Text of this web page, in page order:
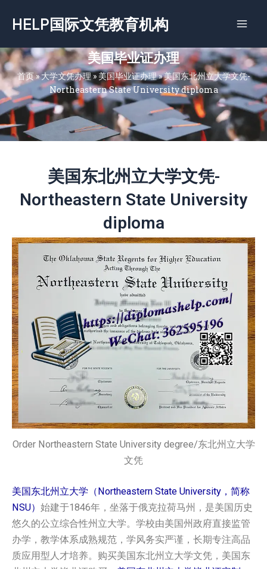
容
HELP国际文凭教育机构
美国毕业证办理
首页»大学文凭办理»美国毕业证办理»美国东北州立大学文凭-
Northeastern State University diploma
美国东北州立大学文凭-
Northeastern State University
diploma
Order Northeastern State University degree/东北州立大学
文凭
美国东北州立大学（Northeastern State University，简称
NSU） 始建于1846年，坐落于俄克拉荷马州，是美国历史
悠久的公立综合性州立大学。学校由美国州政府直接监管
办学，教学体系成熟规范，学风务实严谨，长期专注高品
质应用型人才培养。购买美国‌‌东北州立大学‌‌‌文凭，美国‌‌东